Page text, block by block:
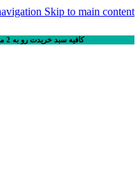
Skip to main content
کافیه سبد خریدت رو به 2 میلیون برسونی، تا رایگان ارسال بشه!